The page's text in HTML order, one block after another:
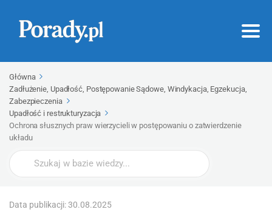
Główna
Zadłużenie, Upadłość, Postępowanie Sądowe, Windykacja, Egzekucja,
Zabezpieczenia
Upadłość i restrukturyzacja
Ochrona słusznych praw wierzycieli w postępowaniu o zatwierdzenie
układu
Wyszukaj
Data publikacji: 30.08.2025